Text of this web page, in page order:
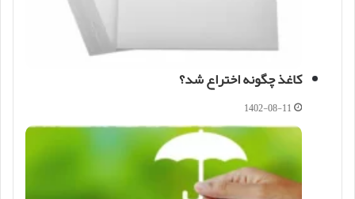
کاغذ چگونه اختراع شد؟
1402-08-11